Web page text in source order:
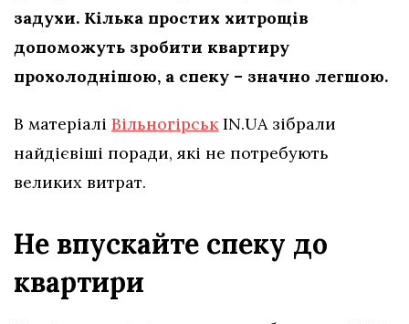
задухи. Кілька простих хитрощів
допоможуть зробити квартиру
прохолоднішою, а спеку – значно легшою.
В матеріалі ВільногірськIN.UA зібрали
найдієвіші поради, які не потребують
великих витрат.
Не впускайте спеку до
квартири